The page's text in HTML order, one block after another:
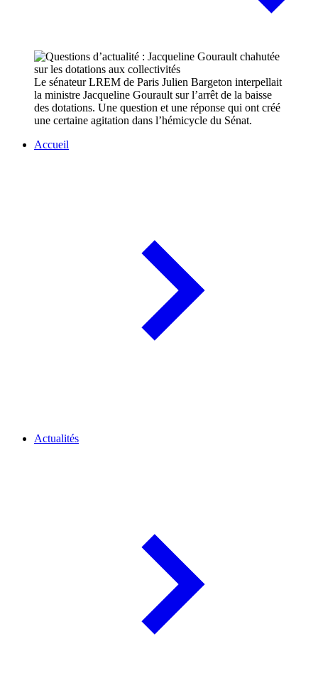
Le sénateur LREM de Paris Julien Bargeton interpellait
la ministre Jacqueline Gourault sur l’arrêt de la baisse
des dotations. Une question et une réponse qui ont créé
une certaine agitation dans l’hémicycle du Sénat.
Accueil
Actualités